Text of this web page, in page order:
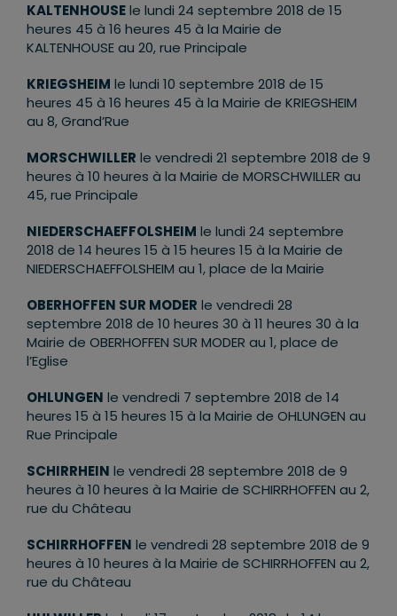
KALTENHOUSEle lundi 24 septembre 2018 de 15
heures 45 à 16 heures 45 à la Mairie de
KALTENHOUSE au 20, rue Principale
KRIEGSHEIM le lundi 10 septembre 2018 de 15
heures 45 à 16 heures 45 à la Mairie de KRIEGSHEIM
au 8, Grand’Rue
MORSCHWILLER le vendredi 21 septembre 2018 de 9
heures à 10 heures à la Mairie de MORSCHWILLER au
45, rue Principale
NIEDERSCHAEFFOLSHEIM le lundi 24 septembre
2018 de 14 heures 15 à 15 heures 15 à la Mairie de
NIEDERSCHAEFFOLSHEIM au 1, place de la Mairie
OBERHOFFEN SUR MODER le vendredi 28
septembre 2018 de 10 heures 30 à 11 heures 30 à la
Mairie de OBERHOFFEN SUR MODER au 1, place de
l’Eglise
OHLUNGEN le vendredi 7 septembre 2018 de 14
heures 15 à 15 heures 15 à la Mairie de OHLUNGEN au
Rue Principale
SCHIRRHEIN le vendredi 28 septembre 2018 de 9
heures à 10 heures à la Mairie de SCHIRRHOFFEN au 2,
rue du Château
SCHIRRHOFFEN le vendredi 28 septembre 2018 de 9
heures à 10 heures à la Mairie de SCHIRRHOFFEN au 2,
rue du Château